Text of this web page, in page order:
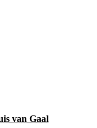
van Gaal